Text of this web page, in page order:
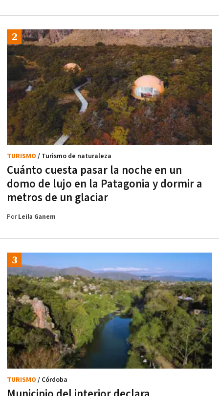
Cuánto cuesta pasar la noche en un
domo de lujo en la Patagonia y dormir a
metros de un glaciar
TURISMO / Turismo de naturaleza
PorLeila Ganem
TURISMO / Córdoba